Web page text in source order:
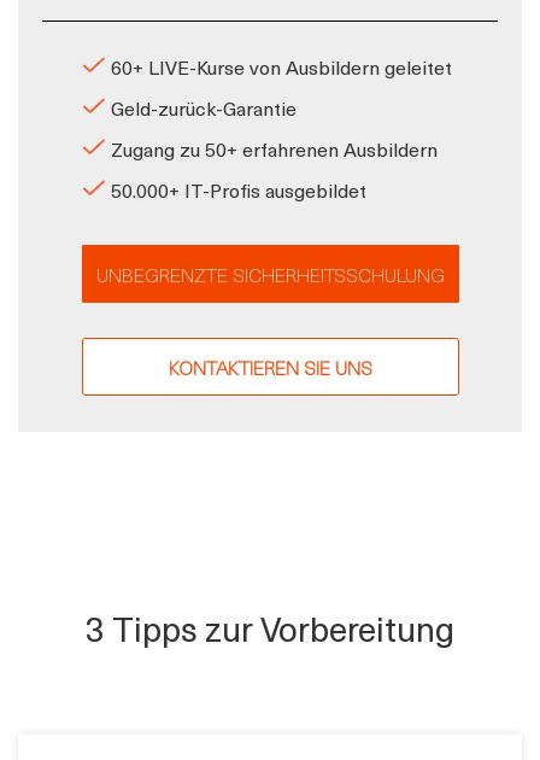
60+ LIVE-Kurse von Ausbildern geleitet
Geld-zurück-Garantie
Zugang zu 50+ erfahrenen Ausbildern
50.000+ IT-Profis ausgebildet
UNBEGRENZTE SICHERHEITSSCHULUNG
KONTAKTIEREN SIE UNS
3 Tipps zur Vorbereitung